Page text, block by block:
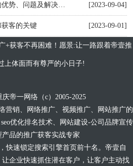
[2023-09-04]
客的关键 [2023-09-01]
+获客不再困难！愿景:让一路跟着帝壹推
上体面而有尊严的小日子!
帝一网络（c） 2005-2025
营销、网络推广、视频推广、网站推广的
优化排名技术、网站建设-公司品牌宣传
品的推广获客实战专家
，快速锁定搜索引擎首页前十名。帝壹自
企业快速抓住潜在客户，让客户主动找